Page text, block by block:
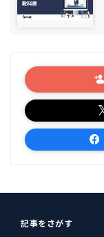
記事をさがす